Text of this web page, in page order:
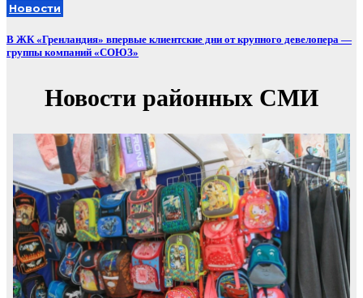
Новости
В ЖК «Гренландия» впервые клиентские дни от крупного девелопера —
группы компаний «СОЮЗ»